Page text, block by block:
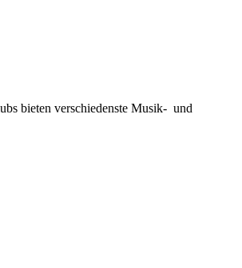
bieten verschiedenste Musik- und